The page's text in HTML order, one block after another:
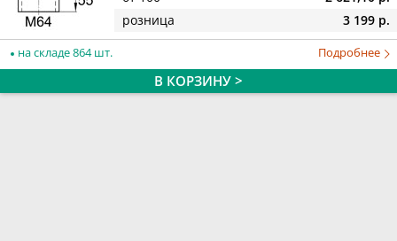
розница
3 199 р.
на складе 864 шт. Подробнее
В КОРЗИНУ >